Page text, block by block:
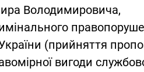
Володимировича,
(прийняття
вигоди